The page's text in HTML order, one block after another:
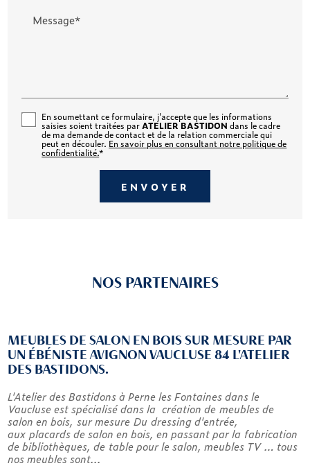
Message*
En soumettant ce formulaire, j'accepte que les informations
saisies soient traitées parATELIER BASTIDON dans le cadre
de ma demande de contact et de la relation commerciale qui
peut en découler. En savoir plus en consultant notre politique de
confidentialité.*
NOS PARTENAIRES
MEUBLES DE SALON EN BOIS SUR MESURE PAR
UN ÉBÉNISTE AVIGNON VAUCLUSE 84 L'ATELIER
DES BASTIDONS.
L'Atelier des Bastidons à Perne les Fontaines dans le
Vaucluse est spécialisé dans la création de meubles de
salon en bois, sur mesure Du dressing d'entrée,
aux placards de salon en bois, en passant par la fabrication
de bibliothèques, de table pour le salon, meubles TV … tous
nos meubles sont...